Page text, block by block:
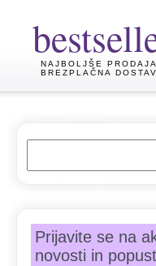
NAJBOLJŠE
BREZPLAČNA
Prijavite se na
novosti in